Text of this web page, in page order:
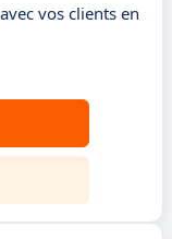
vos clients en